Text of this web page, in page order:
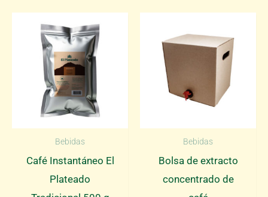
Bebidas
Café Instantáneo El
Plateado
Bebidas
Bolsa de extracto
concentrado de